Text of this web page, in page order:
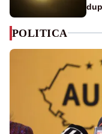
POLITICA